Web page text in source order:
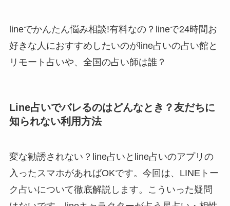
lineでかんたん悩み相談!有料なの？lineで24時間お
好きな人におすすめしたいのがline占いの占い館と
リモート占いや、全国の占い師は誰？
Line占いでバレるのはどんなとき？友だちに
知られない利用方法
変な勧誘されない？line占いとline占いのアプリの
入ったスマホがあればOKです。今回は、LINEトー
ク占いについて徹底解説します。こういった疑問